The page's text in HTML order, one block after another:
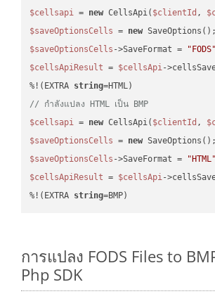
$cellsapi = new CellsApi( $clientId ,
$saveOptionsCells = new
$saveOptionsCells ->SaveFormat = "FODS"
$cellsApiResult = $cellsApi-
%!(EXTRA string
// กำลังแปลง HTML เป็น BMP
$cellsapi = new CellsApi( $clientId ,
$saveOptionsCells = new
$saveOptionsCells ->SaveFormat = "HTML"
$cellsApiResult = $cellsApi-
%!(EXTRA string=BMP)
การแปลง FODS Files to
Php SDK